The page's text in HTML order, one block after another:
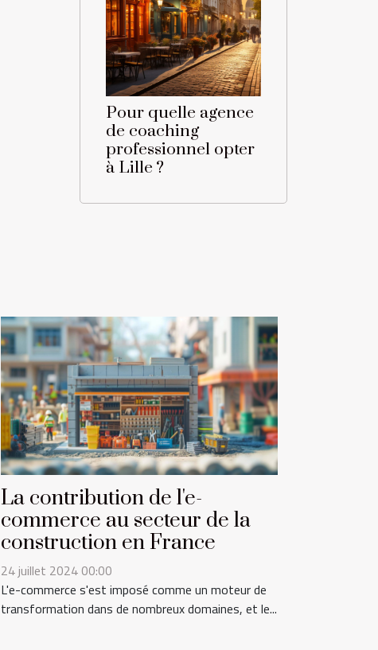
Pour quelle agence
de coaching
professionnel opter
à Lille ?
La contribution de l'e-
commerce au secteur de la
construction en France
24 juillet 2024 00:00
L'e-commerce s'est imposé comme un moteur de
transformation dans de nombreux domaines, et le...